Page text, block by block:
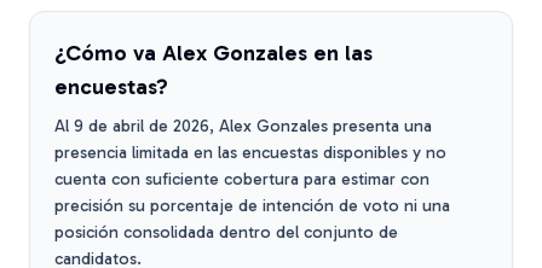
¿Cómo va Alex Gonzales en las
encuestas?
Al 9 de abril de 2026, Alex Gonzales presenta una
presencia limitada en las encuestas disponibles y no
cuenta con suficiente cobertura para estimar con
precisión su porcentaje de intención de voto ni una
posición consolidada dentro del conjunto de
candidatos.